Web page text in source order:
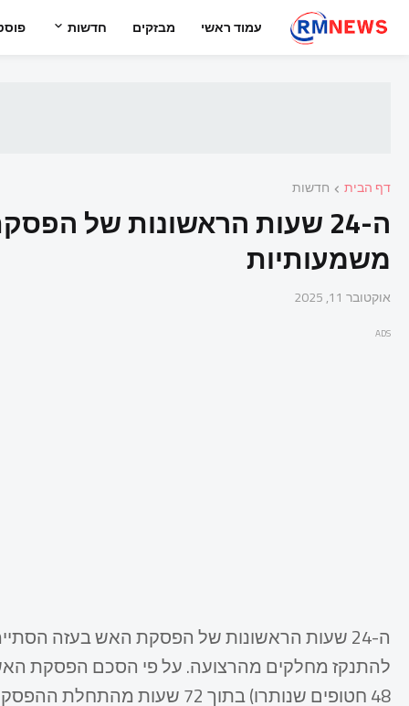
עמוד ראשי מבזקים חדשות
דף הבית חדשות
ה-24 שעות הראשונות של
משמעותיות
אוקטובר 11, 2025
ADS
ה-24 שעות הראשונות של הפסקת האש בעזה